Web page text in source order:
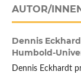
AUTOR/
Dennis
Humbold-
Dennis Eckhardt